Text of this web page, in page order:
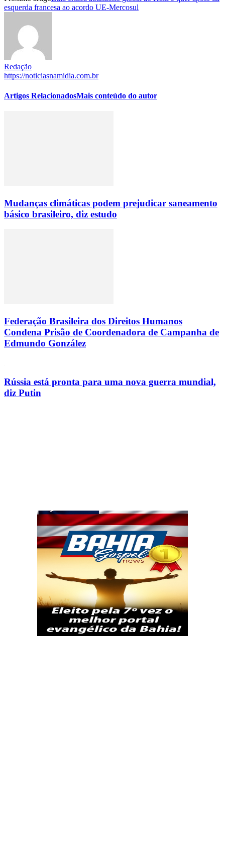
esquerda francesa ao acordo UE-Mercosul
Redação
https://noticiasnamidia.com.br
Artigos RelacionadosMais conteúdo do autor
Mudanças climáticas podem prejudicar saneamento
básico brasileiro, diz estudo
Federação Brasileira dos Direitos Humanos
Condena Prisão de Coordenadora de Campanha de
Edmundo González
Rússia está pronta para uma nova guerra mundial,
diz Putin